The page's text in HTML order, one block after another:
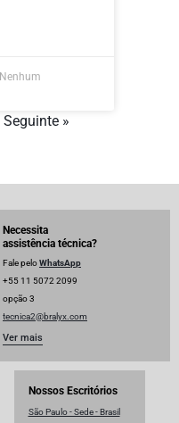
Nenhum
Seguinte »
Necessita
assistência técnica?
Fale peloWhatsApp
+55 11 5072 2099
opção 3
tecnica2@bralyx.com
Ver mais
Nossos Escritórios
São Paulo - Sede - Brasil